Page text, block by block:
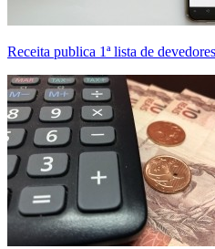
Receita publica 1ª lista de